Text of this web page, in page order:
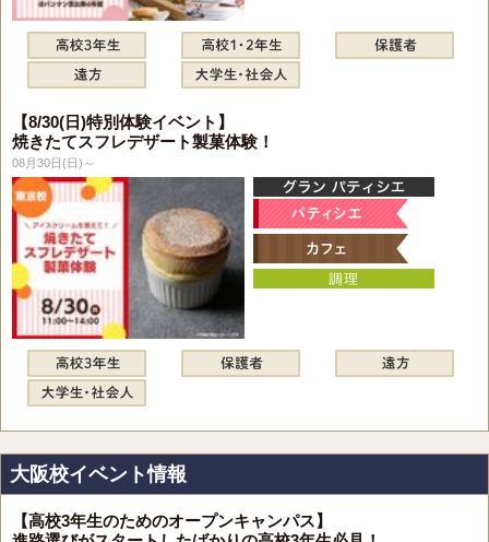
【8/30(日)特別体験イベント】
焼きたてスフレデザート製菓体験！
08月30日(日)～
大阪校イベント情報
【高校3年生のためのオープンキャンパス】